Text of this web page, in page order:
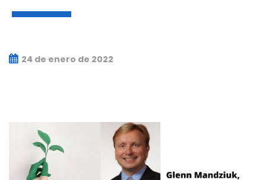
24 de enero de 2022